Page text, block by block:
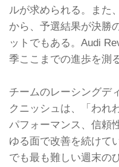
ルが求められる。また
から、予選結果が決勝
ットでもある。Audi
季ここまでの進歩を測
チームのレーシングデ
クニッシュは、「われ
パフォーマンス、信頼
ゆる面で改善を続けて
でも最も難しい週末の